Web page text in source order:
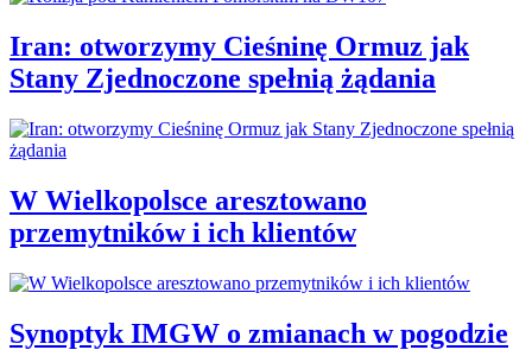
Iran: otworzymy Cieśninę Ormuz jak
Stany Zjednoczone spełnią żądania
W Wielkopolsce aresztowano
przemytników i ich klientów
Synoptyk IMGW o zmianach w pogodzie